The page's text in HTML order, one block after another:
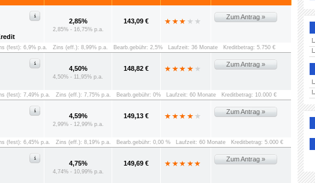
2,85%
2,85% - 16,75% p.a.
143,09 €
Zum Antrag »
(fest): 6,9% p.a. Zins (eff.): 8,99% p.a. Bearb.gebühr: 2,5% Laufzeit: 36 Monate Kreditbetrag: 5.750 €
4,50%
4,50% - 11,95% p.a.
148,82 €
Zum Antrag »
(fest): 7,49% p.a. Zins (eff.): 7,75% p.a. Bearb.gebühr: 0% Laufzeit: 60 Monate Kreditbetrag: 10.000 €
4,59%
2,99% - 12,99% p.a.
149,13 €
Zum Antrag »
(fest): 6,45% p.a. Zins (eff.): 8,19% p.a. Bearb.gebühr: 0,00 % Laufzeit: 60 Monate Kreditbetrag: 5.000 €
4,75%
4,74% - 10,99% p.a.
149,69 €
Zum Antrag »